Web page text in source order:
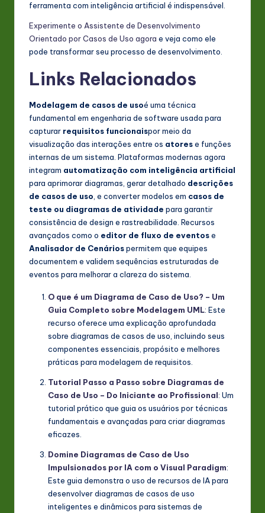
ferramenta com inteligência artificial é indispensável.
Experimente o Assistente de Desenvolvimento
Orientado por Casos de Uso agora e veja como ele
pode transformar seu processo de desenvolvimento.
Links Relacionados
Modelagem de casos de usoé uma técnica
fundamental em engenharia de software usada para
capturar requisitos funcionaispor meio da
visualização das interações entre os atorese funções
internas de um sistema. Plataformas modernas agora
integram automatização com inteligência artificial
para aprimorar diagramas, gerar detalhado descrições
de casos de uso, e converter modelos em casos de
teste ou diagramas de atividade para garantir
consistência de design e rastreabilidade. Recursos
avançados como o editor de fluxo de eventose
Analisador de Cenáriospermitem que equipes
documentem e validem sequências estruturadas de
eventos para melhorar a clareza do sistema.
O que é um Diagrama de Caso de Uso? – Um
Guia Completo sobre Modelagem UML: Este
recurso oferece uma explicação aprofundada
sobre diagramas de casos de uso, incluindo seus
componentes essenciais, propósito e melhores
práticas para modelagem de requisitos.
Tutorial Passo a Passo sobre Diagramas de
Caso de Uso – Do Iniciante ao Profissional: Um
tutorial prático que guia os usuários por técnicas
fundamentais e avançadas para criar diagramas
eficazes.
Domine Diagramas de Caso de Uso
Impulsionados por IA com o Visual Paradigm:
Este guia demonstra o uso de recursos de IA para
desenvolver diagramas de casos de uso
inteligentes e dinâmicos para sistemas de